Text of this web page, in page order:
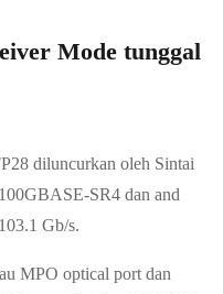
Mode tunggal
diluncurkan oleh Sintai
SR4 dan and
Gb/s.
MPO optical port dan